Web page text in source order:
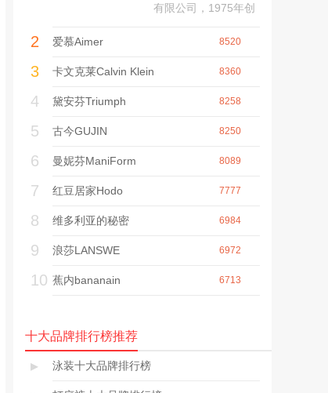
有限公司，1975年创
品供应商，主要从事
系列产品的设计、生
品以时尚精巧深受消
2 8520
爱慕Aimer
3 8360
卡文克莱Calvin Klein
4 8258
黛安芬Triumph
5 8250
古今GUJIN
6 8089
曼妮芬ManiForm
7 7777
红豆居家Hodo
8 6984
维多利亚的秘密
9 6972
浪莎LANSWE
10 6713
蕉内bananain
十大品牌排行榜推荐
▸ 泳装十大品牌排行榜